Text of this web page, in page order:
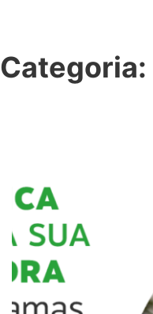
Categoria: